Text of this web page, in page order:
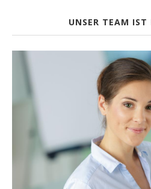
UNSER TEAM IST